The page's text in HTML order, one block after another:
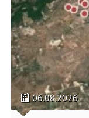
06.08.2026